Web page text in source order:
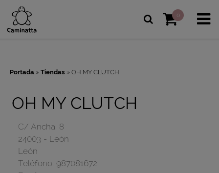
0
Portada » Tiendas » OH MY CLUTCH
OH MY CLUTCH
C/ Ancha, 8
24003 - León
León
Teléfono: 987081672